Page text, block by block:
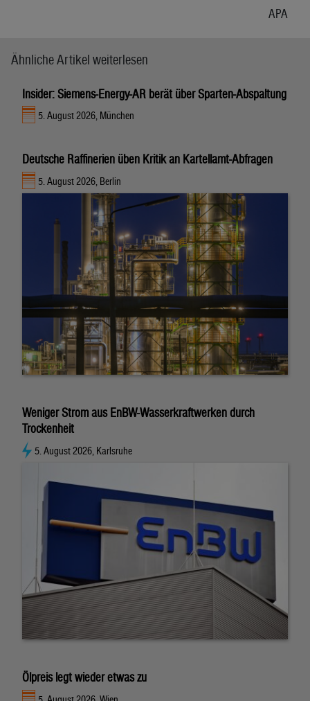
APA
Ähnliche Artikel weiterlesen
Insider: Siemens-Energy-AR berät über Sparten-Abspaltung
5. August 2026, München
Deutsche Raffinerien üben Kritik an Kartellamt-Abfragen
5. August 2026, Berlin
Weniger Strom aus EnBW-Wasserkraftwerken durch
Trockenheit
5. August 2026, Karlsruhe
Ölpreis legt wieder etwas zu